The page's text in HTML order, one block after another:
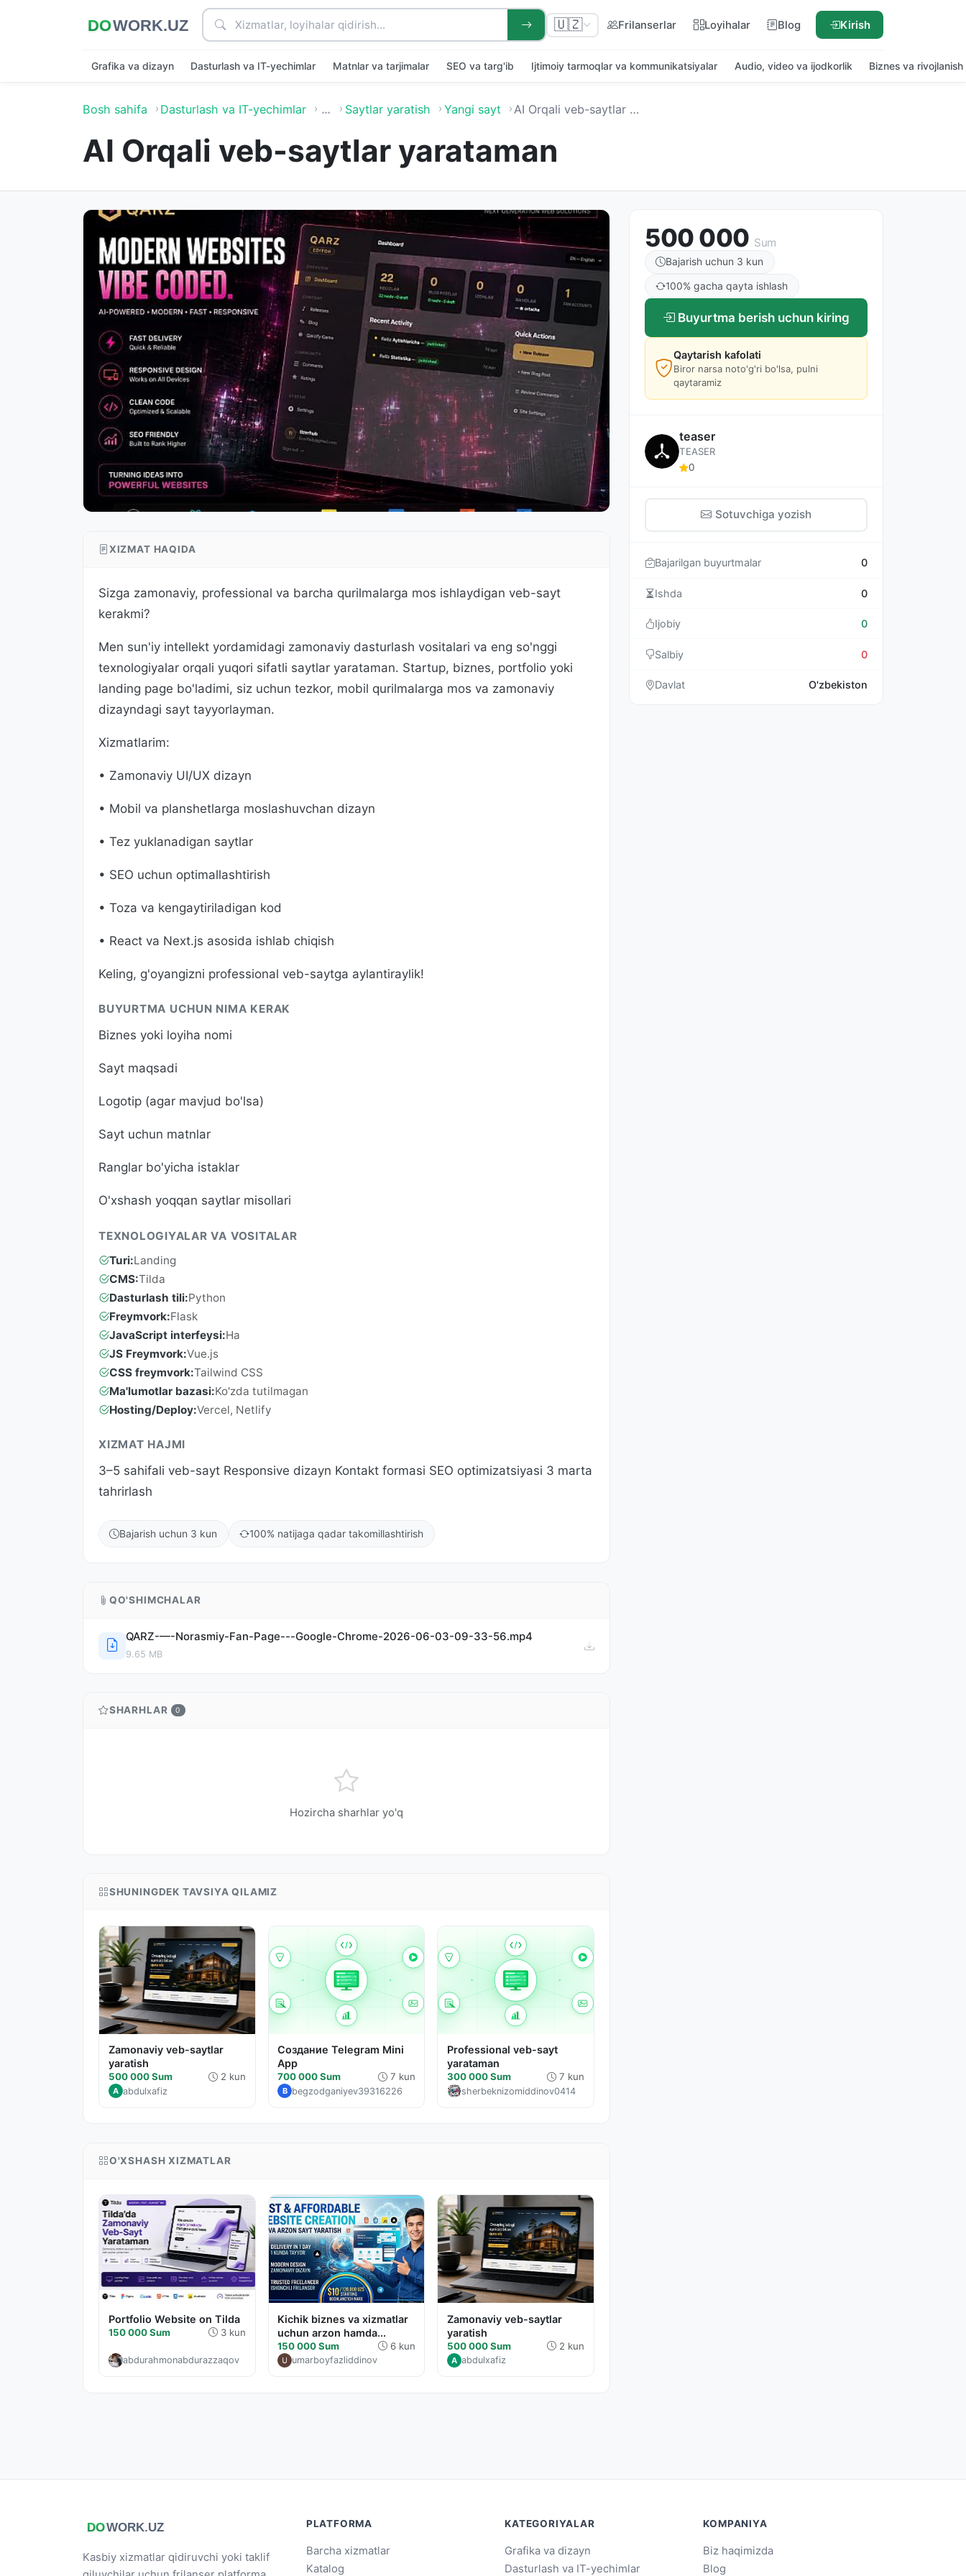
🇺🇿 Frilanserlar Loyihalar Blog Kirish
Grafika va dizayn Dasturlash va IT-yechimlar Matnlar va tarjimalar SEO va targ'ib Ijtimoiy tarmoqlar va kommunikatsiyalar Audio, video va ijodkorlik Biznes va rivojlanish
Bosh sahifa Dasturlash va IT-yechimlar … Saytlar yaratish Yangi sayt AI Orqali veb-saytlar yarataman
AI Orqali veb-saytlar yarataman
XIZMAT HAQIDA
Sizga zamonaviy, professional va barcha qurilmalarga mos ishlaydigan veb-sayt
kerakmi?
Men sun'iy intellekt yordamidagi zamonaviy dasturlash vositalari va eng so'nggi
texnologiyalar orqali yuqori sifatli saytlar yarataman. Startup, biznes, portfolio yoki
landing page bo'ladimi, siz uchun tezkor, mobil qurilmalarga mos va zamonaviy
dizayndagi sayt tayyorlayman.
Xizmatlarim:
• Zamonaviy UI/UX dizayn
• Mobil va planshetlarga moslashuvchan dizayn
• Tez yuklanadigan saytlar
• SEO uchun optimallashtirish
• Toza va kengaytiriladigan kod
• React va Next.js asosida ishlab chiqish
Keling, g'oyangizni professional veb-saytga aylantiraylik!
BUYURTMA UCHUN NIMA KERAK
Biznes yoki loyiha nomi
Sayt maqsadi
Logotip (agar mavjud bo'lsa)
Sayt uchun matnlar
Ranglar bo'yicha istaklar
O'xshash yoqqan saytlar misollari
TEXNOLOGIYALAR VA VOSITALAR
Turi:Landing
CMS:Tilda
Dasturlash tili:Python
Freymvork:Flask
JavaScript interfeysi:Ha
JS Freymvork:Vue.js
CSS freymvork:Tailwind CSS
Ma'lumotlar bazasi:Ko'zda tutilmagan
Hosting/Deploy:Vercel, Netlify
XIZMAT HAJMI
3–5 sahifali veb-sayt Responsive dizayn Kontakt formasi SEO optimizatsiyasi 3 marta
tahrirlash
Bajarish uchun 3 kun 100% natijaga qadar takomillashtirish
QO'SHIMCHALAR
QARZ-—-Norasmiy-Fan-Page---Google-Chrome-2026-06-03-09-33-56.mp4
9.65 MB
SHARHLAR 0
Hozircha sharhlar yo'q
SHUNINGDEK TAVSIYA QILAMIZ
Zamonaviy veb-saytlar
yaratish
500 000 Sum 2 kun
A abdulxafiz
Создание Telegram Mini
App
700 000 Sum 7 kun
B begzodganiyev39316226
Professional veb-sayt
yarataman
300 000 Sum 7 kun
sherbeknizomiddinov0414
O'XSHASH XIZMATLAR
Portfolio Website on Tilda
150 000 Sum 3 kun
abdurahmonabdurazzaqov
Kichik biznes va xizmatlar
uchun arzon hamda...
150 000 Sum 6 kun
umarboyfazliddinov
Zamonaviy veb-saytlar
yaratish
500 000 Sum 2 kun
A abdulxafiz
500 000 Sum
Bajarish uchun 3 kun
100% gacha qayta ishlash
Buyurtma berish uchun kiring
Qaytarish kafolati
Biror narsa noto'g'ri bo'lsa, pulni
qaytaramiz
teaser
TEASER
0
Sotuvchiga yozish
Bajarilgan buyurtmalar 0
Ishda 0
Ijobiy 0
Salbiy 0
Davlat O'zbekiston
Kasbiy xizmatlar qidiruvchi yoki taklif
PLATFORMA
Barcha xizmatlar
Katalog
KATEGORIYALAR
Grafika va dizayn
Dasturlash va IT-yechimlar
KOMPANIYA
Biz haqimizda
Blog